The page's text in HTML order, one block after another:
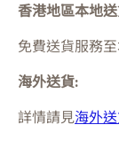
香港地區本地
免費送貨服務
海外送貨:
詳情請見海外